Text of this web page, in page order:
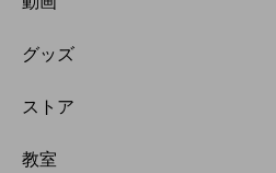
グッズ
ストア
教室